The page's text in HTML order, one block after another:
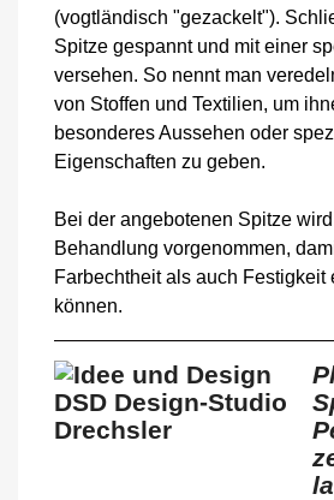
(vogtländisch "gezackelt").
Spitze gespannt und mit einer
versehen. So nennt man
von Stoffen und Textilien, um
besonderes Aussehen oder
Eigenschaften zu geben.
Bei der angebotenen Spitze
Behandlung vorgenommen,
Farbechtheit als auch Festigkeit
können.